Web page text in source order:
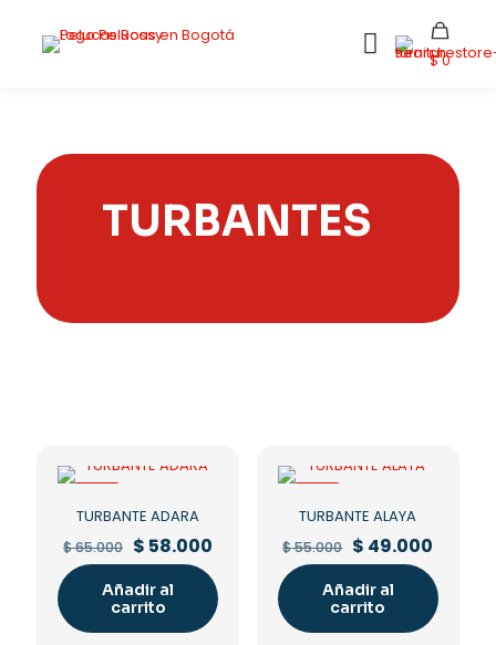
$ 0
TURBANTES
TURBANTE ADARA
$65.000 Original
price
was:
$ 65.000.
$ 58.000
is:
$ 58.000.
Añadir al
carrito
TURBANTE ALAYA
$55.000 Original
price
was:
$ 55.000.
$ 49.000
is:
$
Añadir al
carrito